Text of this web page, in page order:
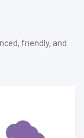
friendly, and